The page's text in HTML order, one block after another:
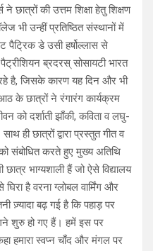
छात्रों की उत्तम शिक्षा हेतु शिक्षण
भी उन्हीं प्रतिष्ठित संस्थानों में
डे उसी हर्षोल्लास से
ब्रदरस् सोसायटी भारत
है, जिसके कारण यह दिन और भी
के छात्रों ने रंगारंग कार्यक्रम
को दर्शाती झाँकी, कविता व लघु-
ही छात्रों द्वारा प्रस्तुत गीत व
संबोधित करते हुए मुख्य अतिथि
भाग्यशाली हैं जो ऐसे विद्यालय
है वरना ग्लोबल वार्मिंग और
ज़्यादा बढ़ गई है कि पहाड़ पर
शुरु हो गए हैं। हमें इस पर
हमारा स्वप्न चाँद और मंगल पर